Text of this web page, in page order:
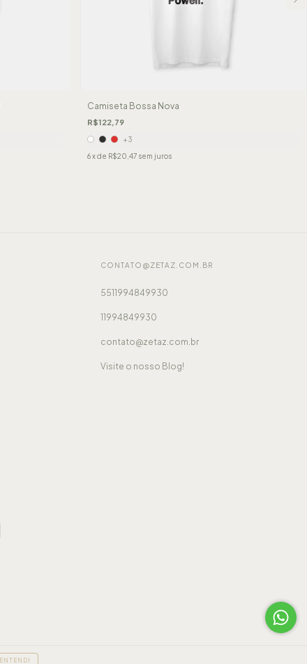
ENTENDI
Camiseta Bossa Nova
R$122,79
+3
6x de R$20,47 sem juros
CONTATO@ZETAZ.COM.BR
5511994849930
11994849930
contato@zetaz.com.br
Visite o nosso Blog!